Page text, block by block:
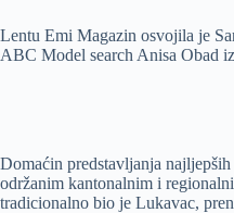
Lentu Emi Magazin osvojila je
ABC Model search Anisa Obad
Domaćin predstavljanja
održanim kantonalnim i
tradicionalno bio je Lukavac,